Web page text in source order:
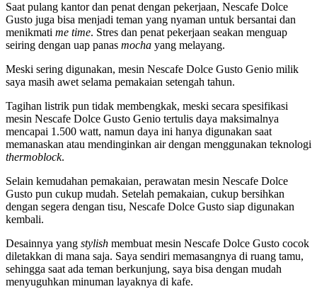
Saat pulang kantor dan penat dengan pekerjaan, Nescafe Dolce
Gusto juga bisa menjadi teman yang nyaman untuk bersantai dan
menikmati me time. Stres dan penat pekerjaan seakan menguap
seiring dengan uap panas mocha yang melayang.
Meski sering digunakan, mesin Nescafe Dolce Gusto Genio milik
saya masih awet selama pemakaian setengah tahun.
Tagihan listrik pun tidak membengkak, meski secara spesifikasi
mesin Nescafe Dolce Gusto Genio tertulis daya maksimalnya
mencapai 1.500 watt, namun daya ini hanya digunakan saat
memanaskan atau mendinginkan air dengan menggunakan teknologi
thermoblock.
Selain kemudahan pemakaian, perawatan mesin Nescafe Dolce
Gusto pun cukup mudah. Setelah pemakaian, cukup bersihkan
dengan segera dengan tisu, Nescafe Dolce Gusto siap digunakan
kembali.
Desainnya yang stylish membuat mesin Nescafe Dolce Gusto cocok
diletakkan di mana saja. Saya sendiri memasangnya di ruang tamu,
sehingga saat ada teman berkunjung, saya bisa dengan mudah
menyuguhkan minuman layaknya di kafe.